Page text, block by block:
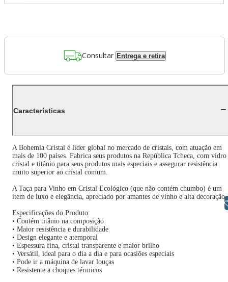
Consultar Entrega e retira
Características
A Bohemia Cristal é líder global no mercado de cristais, com atuação em
mais de 100 países. Fabrica seus produtos na República Tcheca, com vidro
cristal e titânio para seus produtos mais especiais e assegurar resistência
muito superior ao cristal comum.
A Taça para Vinho em Cristal Ecológico (que não contém chumbo) é um
item de luxo e elegância, apreciado por amantes de vinho e alta decoração.
Especificações do Produto:
• Contém titânio na composição
• Maior resistência e durabilidade
• Design elegante e atemporal
• Espessura fina, cristal transparente e maior brilho
• Versátil, ideal para o dia a dia e para ocasiões especiais
• Pode ir a máquina de lavar louças
• Resistente a choques térmicos